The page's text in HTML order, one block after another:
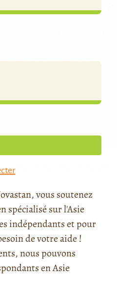
vous soutenez
spécialisé sur l'Asie
indépendants et pour
de votre aide !
nous pouvons
en Asie